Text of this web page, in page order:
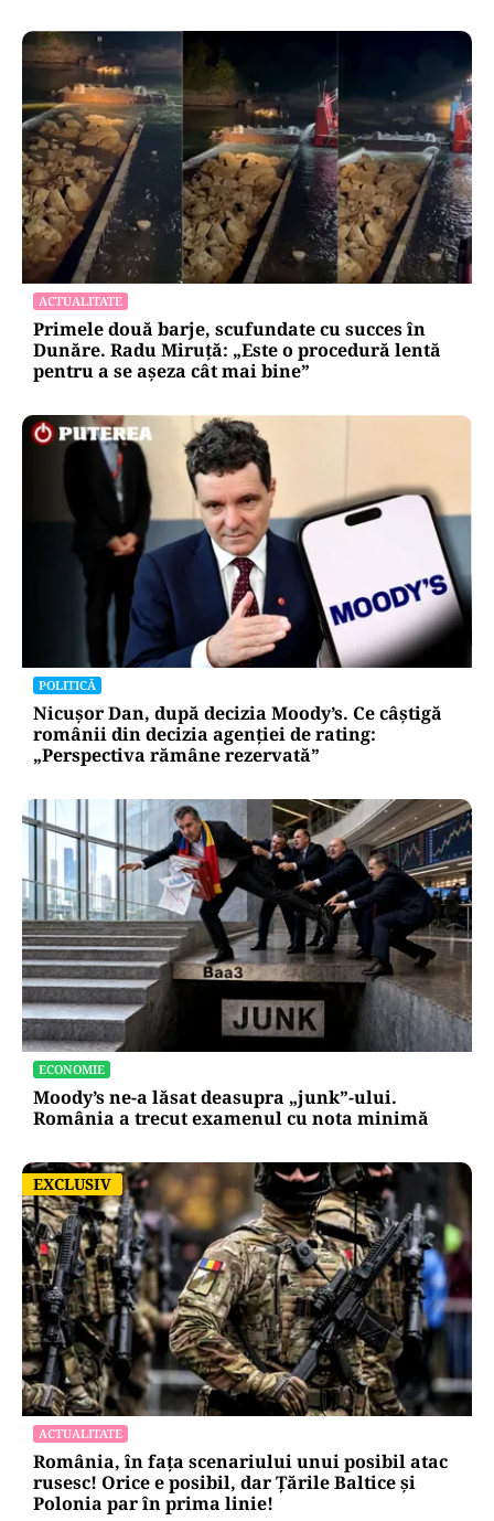
ACTUALITATE
Primele două barje, scufundate cu succes în
Dunăre. Radu Miruță: „Este o procedură lentă
pentru a se așeza cât mai bine”
POLITICĂ
Nicușor Dan, după decizia Moody’s. Ce câștigă
românii din decizia agenției de rating:
„Perspectiva rămâne rezervată”
ECONOMIE
Moody’s ne-a lăsat deasupra „junk”-ului.
România a trecut examenul cu nota minimă
EXCLUSIV
EXCLUSIV
ACTUALITATE
România, în fața scenariului unui posibil atac
rusesc! Orice e posibil, dar Țările Baltice și
Polonia par în prima linie!